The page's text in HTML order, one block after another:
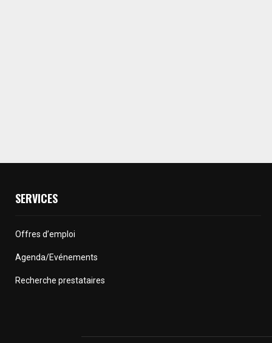
SERVICES
Offres d’emploi
Agenda/Evénements
Recherche prestataires